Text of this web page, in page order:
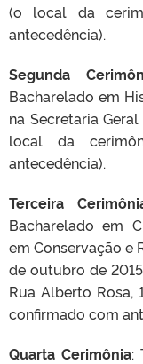
(o local da
antecedência).
Segunda
Bacharelado em
na Secretaria
local da
antecedência).
Terceira
Bacharelado em
em Conservação e
de outubro de
Rua Alberto Rosa,
confirmado com
Quarta Cerimônia: